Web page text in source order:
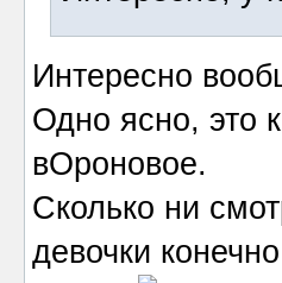
Интересно
Одно ясно, это
вОроновое.
Сколько ни
девочки